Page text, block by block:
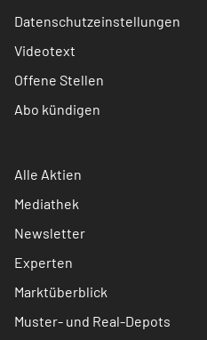
Datenschutzeinstellungen
Videotext
Offene Stellen
Abo kündigen
Alle Aktien
Mediathek
Newsletter
Experten
Marktüberblick
Muster- und Real-Depots